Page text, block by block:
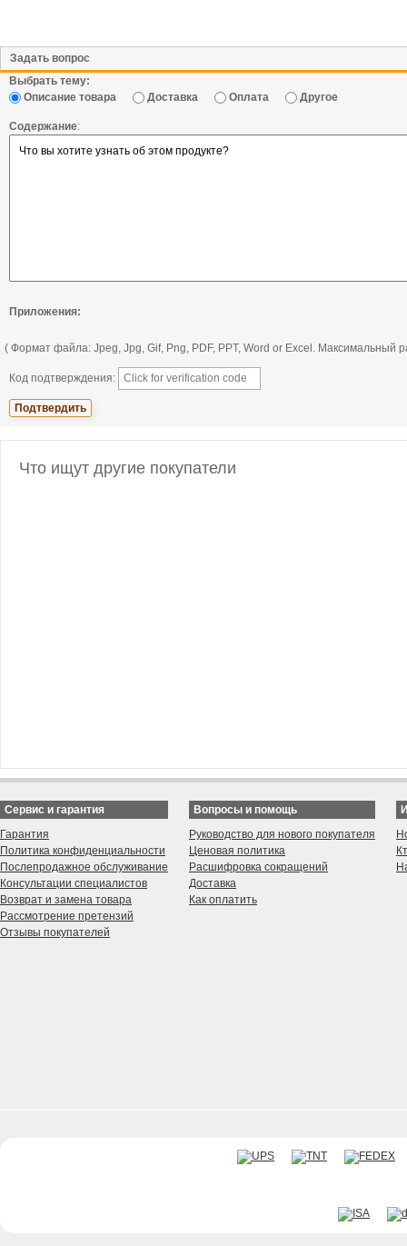
Задать вопрос
Выбрать тему:
Описание товара
Доставка Оплата Другое
Содержание:
Приложения:
( Формат файла: Jpeg, Jpg, Gif, Png, PDF, PPT, Word or Excel. Максимальный
Код подтверждения:
Что ищут другие покупатели
Сервис и гарантия
Гарантия
Политика конфиденциальности
Послепродажное обслуживание
Консультации специалистов
Возврат и замена товара
Рассмотрение претензий
Отзывы покупателей
Вопросы и помощь
Руководство для нового покупателя
Ценовая политика
Расшифровка сокращений
Доставка
Как оплатить